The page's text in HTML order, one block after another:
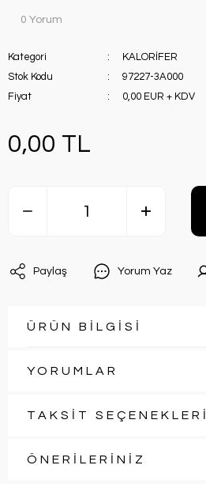
0 Yorum
Kategori
KALORİFER
Stok Kodu
97227-3A000
Fiyat
0,00 EUR + KDV
0,00 TL
Paylaş Yorum Yaz
ÜRÜN BİLGİSİ
YORUMLAR
TAKSİT SEÇENEKLERİ
ÖNERİLERİNİZ